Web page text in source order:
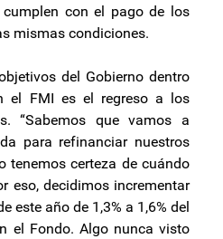
con el pago de los
mismas condiciones.
del Gobierno dentro
el FMI es el regreso a los
“Sabemos que vamos a
para refinanciar nuestros
tenemos certeza de cuándo
eso, decidimos incrementar
este año de 1,3% a 1,6% del
el Fondo. Algo nunca visto